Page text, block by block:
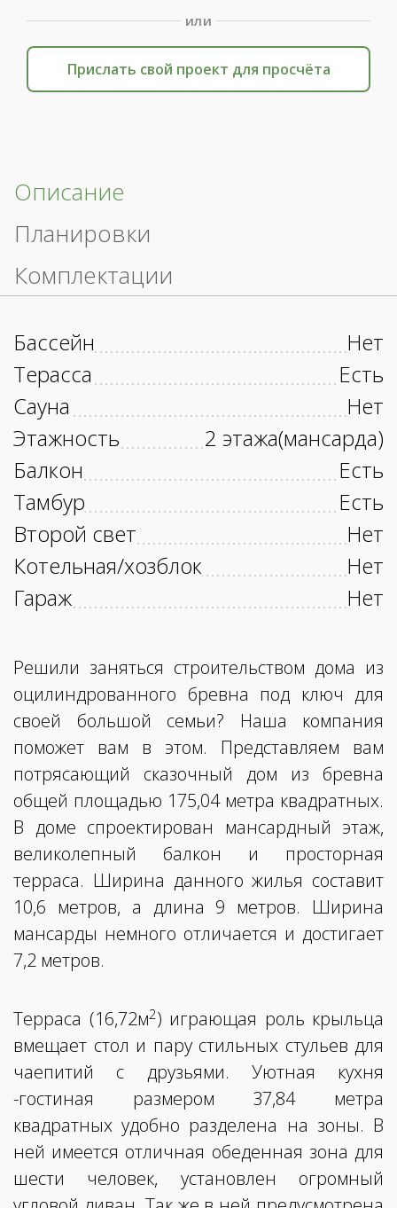
или
Прислать свой проект для просчёта
Описание
Планировки
Комплектации
Бассейн
Нет
Терасса
Есть
Сауна
Нет
Этажность
2 этажа(мансарда)
Балкон
Есть
Тамбур
Есть
Второй свет
Нет
Котельная/хозблок
Нет
Гараж
Нет
Решили заняться строительством дома из
оцилиндрованного бревна под ключ для
своей большой семьи? Наша компания
поможет вам в этом. Представляем вам
потрясающий сказочный дом из бревна
общей площадью 175,04 метра квадратных.
В доме спроектирован мансардный этаж,
великолепный балкон и просторная
терраса. Ширина данного жилья составит
10,6 метров, а длина 9 метров. Ширина
мансарды немного отличается и достигает
7,2 метров.
Терраса (16,72м2) играющая роль крыльца
вмещает стол и пару стильных стульев для
чаепитий с друзьями. Уютная кухня
-гостиная размером 37,84 метра
квадратных удобно разделена на зоны. В
ней имеется отличная обеденная зона для
шести человек, установлен огромный